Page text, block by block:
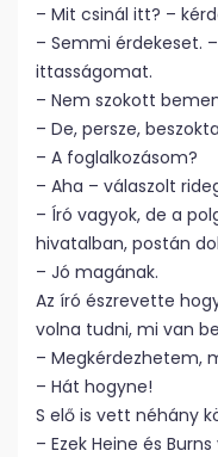
– Mit csinál itt? –
– Semmi érdekeset.
ittasságomat.
– Nem szokott
– De, persze,
– A foglalkozásom?
– Aha – válaszolt
– Író vagyok, de a
hivatalban, postán
– Jó magának.
Az író észrevette
volna tudni, mi van
– Megkérdezhetem,
– Hát hogyne!
S elő is vett néhány
– Ezek Heine és